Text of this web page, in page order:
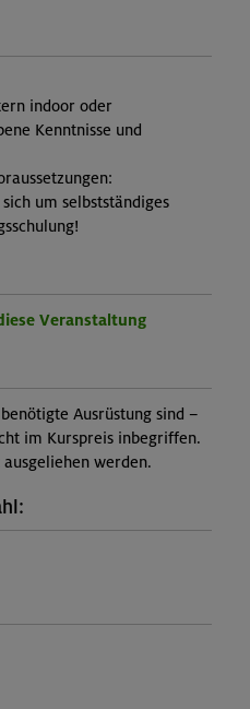
indoor oder
Kenntnisse und
um selbstständiges
Veranstaltung
Ausrüstung sind –
im Kurspreis inbegriffen.
werden.